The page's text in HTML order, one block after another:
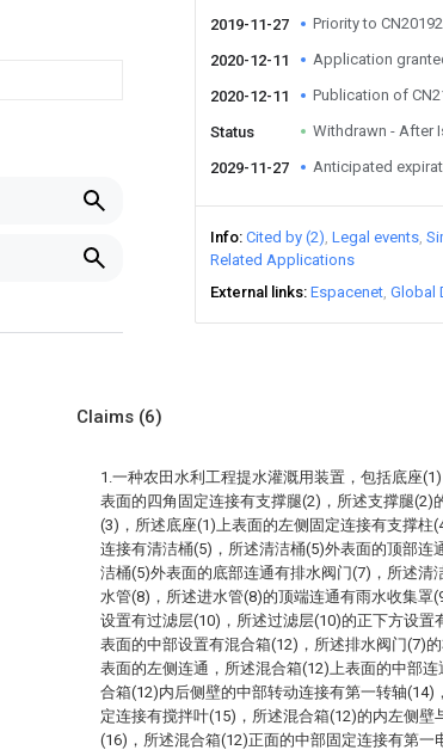
2019-11-27
Priority to
2020-12-11 Application
2020-12-11 Publication of
Status Withdrawn - After
2029-11-27 Anticipated
Info Cited by (2) Legal events
Related Applications
External links Espacenet Global
Claims (6)
1.一种农田水利工程提水灌溉用装置，包括底座
表面的四角固定连接有支撑腿(2)，所述支撑腿(2)
(3)，所述底座(1)上表面的左侧固定连接有支撑柱
连接有清洁桶(5)，所述清洁桶(5)外表面的顶部连
洁桶(5)外表面的底部连通有排水阀门(7)，所述清
水管(8)，所述进水管(8)的顶端连通有雨水收集罩
设置有过滤层(10)，所述过滤层(10)的正下方设置
表面的中部设置有混合箱(12)，所述排水阀门(7)
表面的左侧连通，所述混合箱(12)上表面的中部
合箱(12)内后侧壁的中部转动连接有第一转轴(14)
定连接有搅拌叶(15)，所述混合箱(12)的内左侧壁
(16)，所述混合箱(12)正面的中部固定连接有第一